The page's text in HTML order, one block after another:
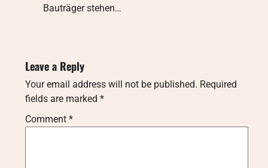
Bauträger stehen…
Leave a Reply
Your email address will not be published. Required
fields are marked *
Comment *